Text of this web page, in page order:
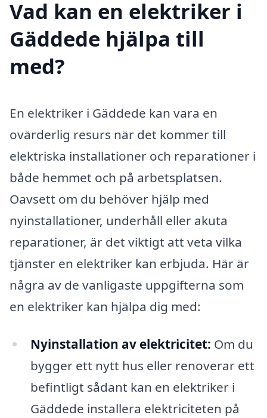
Vad kan en elektriker i
Gäddede hjälpa till
med?
En elektriker i Gäddede kan vara en
ovärderlig resurs när det kommer till
elektriska installationer och reparationer i
både hemmet och på arbetsplatsen.
Oavsett om du behöver hjälp med
nyinstallationer, underhåll eller akuta
reparationer, är det viktigt att veta vilka
tjänster en elektriker kan erbjuda. Här är
några av de vanligaste uppgifterna som
en elektriker kan hjälpa dig med:
Nyinstallation av elektricitet: Om du
bygger ett nytt hus eller renoverar ett
befintligt sådant kan en elektriker i
Gäddede installera elektriciteten på